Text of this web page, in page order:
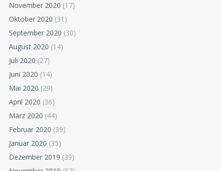
November 2020 (17)
Oktober 2020 (31)
September 2020 (30)
August 2020 (14)
Juli 2020 (27)
Juni 2020 (14)
Mai 2020 (29)
April 2020 (36)
März 2020 (44)
Februar 2020 (39)
Januar 2020 (35)
Dezember 2019 (39)